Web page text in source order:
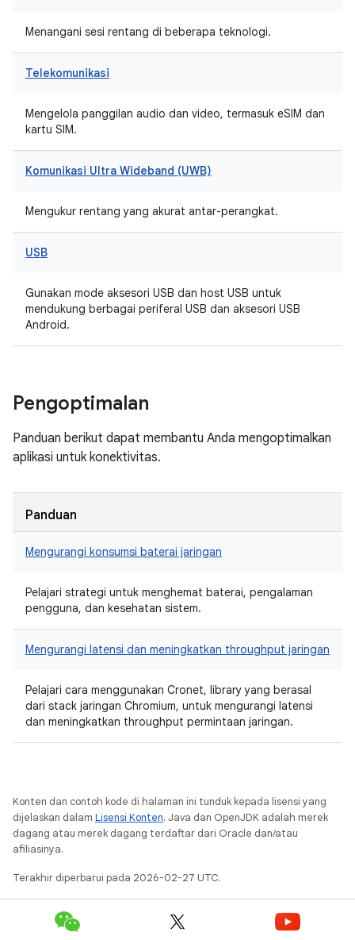
Menangani sesi rentang di beberapa teknologi.
Telekomunikasi
Mengelola panggilan audio dan video, termasuk eSIM dan
kartu SIM.
Komunikasi Ultra Wideband (UWB)
Mengukur rentang yang akurat antar-perangkat.
USB
Gunakan mode aksesori USB dan host USB untuk
mendukung berbagai periferal USB dan aksesori USB
Android.
Pengoptimalan
Panduan berikut dapat membantu Anda mengoptimalkan
aplikasi untuk konektivitas.
Panduan
Mengurangi konsumsi baterai jaringan
Pelajari strategi untuk menghemat baterai, pengalaman
pengguna, dan kesehatan sistem.
Mengurangi latensi dan meningkatkan throughput jaringan
Pelajari cara menggunakan Cronet, library yang berasal
dari stack jaringan Chromium, untuk mengurangi latensi
dan meningkatkan throughput permintaan jaringan.
Konten dan contoh kode di halaman ini tunduk kepada lisensi yang
dijelaskan dalam Lisensi Konten. Java dan OpenJDK adalah merek
dagang atau merek dagang terdaftar dari Oracle dan/atau
afiliasinya.
Terakhir diperbarui pada 2026-02-27 UTC.